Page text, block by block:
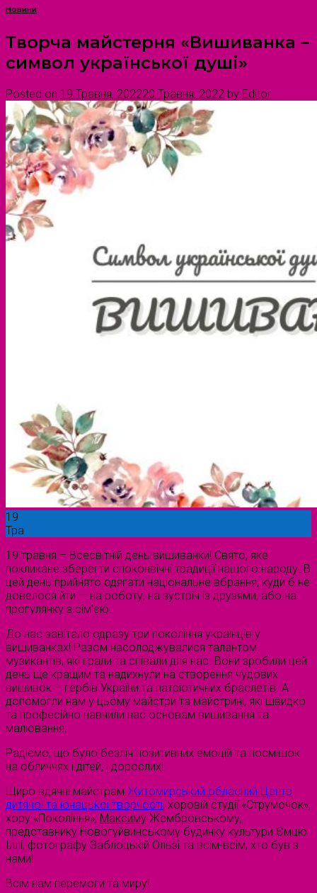
Новини
Творча майстерня «Вишиванка –
символ української душі»
Posted on 19 Травня, 202220 Травня, 2022 by Editor
19
Тра
19 травня – Всесвітній день вишиванки! Свято, яке
покликане зберегти споконвічні традиції нашого народу. В
цей день прийнято одягати національне вбрання, куди б не
довелося йти — на роботу, на зустріч із друзями, або на
прогулянку з сім’єю.
До нас завітало одразу три покоління українців у
вишиванках! Разом насолоджувалися талантом
музикантів, які грали та співали для нас. Вони зробили цей
день ще кращим та надихнули на створення чудових
вишивок – гербів України та патріотичних браслетів. А
допомогли нам у цьому майстри та майстрині, які швидко
та професійно навчили нас основам вишивання та
малювання.
Радіємо, що було безліч позитивних емоцій та посмішок
на обличчях і дітей, і дорослих!
Щиро вдячні майстрам Житомирський обласний Центр
дитячої та юнацької творчості, хоровій студії «Струмочок»,
хору «Покоління», Максиму Жембровському,
представнику Новогуйвинському будинку культури Ємцю
Іллі, фотографу Заблоцькій Ользі та всім-всім, хто був з
нами!
Всім нам перемоги та миру!